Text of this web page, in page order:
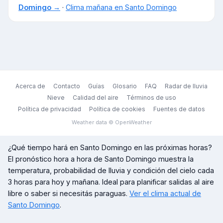
Domingo → · Clima mañana en Santo Domingo
Acerca de Contacto Guías Glosario FAQ
Radar de lluvia
Nieve
Calidad del aire
Términos de uso
Política de privacidad
Política de cookies Fuentes de datos
Weather data © OpenWeather
¿Qué tiempo hará en Santo Domingo en las próximas horas?
El pronóstico hora a hora de Santo Domingo muestra la
temperatura, probabilidad de lluvia y condición del cielo cada
3 horas para hoy y mañana. Ideal para planificar salidas al aire
libre o saber si necesitás paraguas. Ver el clima actual de
Santo Domingo.